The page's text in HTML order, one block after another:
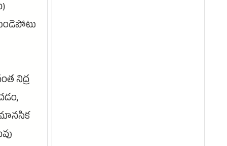
నిద్ర
మానసిక